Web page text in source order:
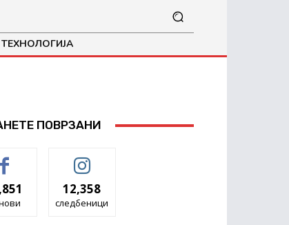
ТЕХНОЛОГИЈА
ПОВРЗАНИ
12,358
следбеници